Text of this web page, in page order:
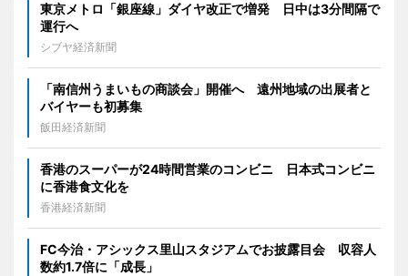
東京メトロ「銀座線」ダイヤ改正で増発 日中は3分間隔で
運行へ
シブヤ経済新聞
「南信州うまいもの商談会」開催へ 遠州地域の出展者と
バイヤーも初募集
飯田経済新聞
香港のスーパーが24時間営業のコンビニ 日本式コンビニ
に香港食文化を
香港経済新聞
FC今治・アシックス里山スタジアムでお披露目会 収容人
数約1.7倍に「成長」